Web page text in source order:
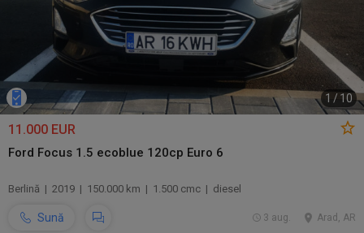
1 /10
11.000 EUR
Ford Focus 1.5 ecoblue 120cp Euro 6
Berlină | 2019 | 150.000 km | 1.500 cmc | diesel
Sună Arad, AR
3 aug.